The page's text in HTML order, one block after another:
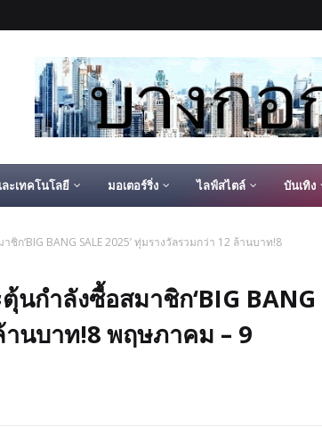
ะเทคโนโลยี มอเตอร์ริ่ง ไลฟ์สไตล์ บันเทิง
‘BIG BANG SALE 2025’ ทุ่มรางวัลรวมกว่า 12 ล้านบาท!8
กำลังซื้อสมาชิก‘BIG BANG
านบาท!8 พฤษภาคม – 9